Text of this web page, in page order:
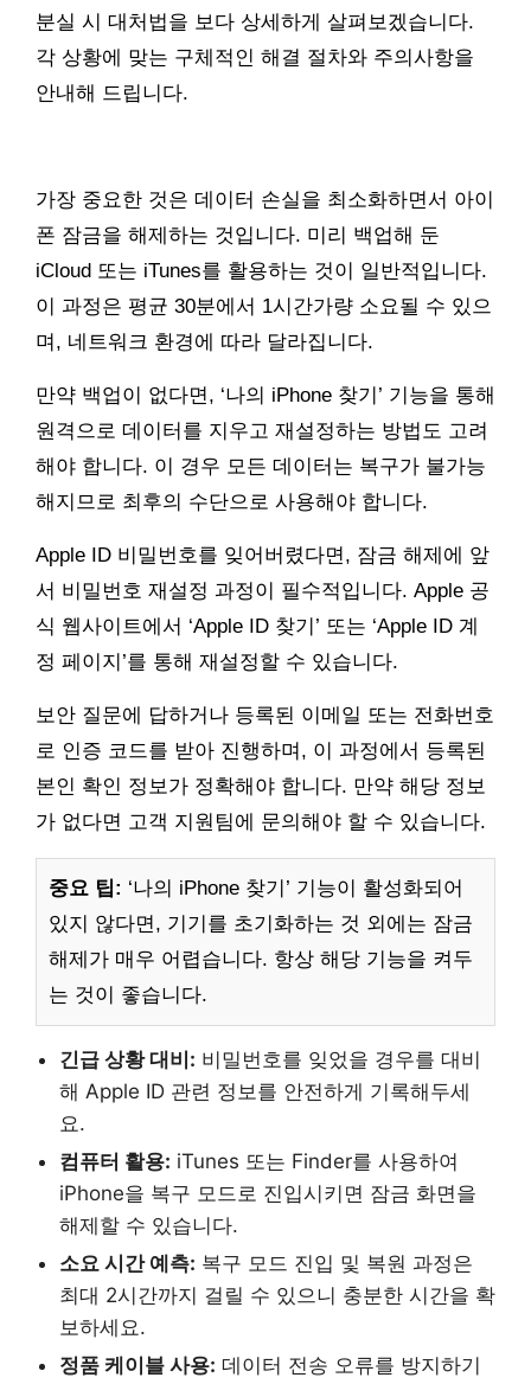
분실 시 대처법을 보다 상세하게 살펴보겠습니다.
각 상황에 맞는 구체적인 해결 절차와 주의사항을
안내해 드립니다.
가장 중요한 것은 데이터 손실을 최소화하면서 아이
폰 잠금을 해제하는 것입니다. 미리 백업해 둔
iCloud 또는 iTunes를 활용하는 것이 일반적입니다.
이 과정은 평균 30분에서 1시간가량 소요될 수 있으
며, 네트워크 환경에 따라 달라집니다.
만약 백업이 없다면, ‘나의 iPhone 찾기’ 기능을 통해
원격으로 데이터를 지우고 재설정하는 방법도 고려
해야 합니다. 이 경우 모든 데이터는 복구가 불가능
해지므로 최후의 수단으로 사용해야 합니다.
Apple ID 비밀번호를 잊어버렸다면, 잠금 해제에 앞
서 비밀번호 재설정 과정이 필수적입니다. Apple 공
식 웹사이트에서 ‘Apple ID 찾기’ 또는 ‘Apple ID 계
정 페이지’를 통해 재설정할 수 있습니다.
보안 질문에 답하거나 등록된 이메일 또는 전화번호
로 인증 코드를 받아 진행하며, 이 과정에서 등록된
본인 확인 정보가 정확해야 합니다. 만약 해당 정보
가 없다면 고객 지원팀에 문의해야 할 수 있습니다.
중요 팁: ‘나의 iPhone 찾기’ 기능이 활성화되어
있지 않다면, 기기를 초기화하는 것 외에는 잠금
해제가 매우 어렵습니다. 항상 해당 기능을 켜두
는 것이 좋습니다.
긴급 상황 대비: 비밀번호를 잊었을 경우를 대비
해 Apple ID 관련 정보를 안전하게 기록해두세
요.
컴퓨터 활용: iTunes 또는 Finder를 사용하여
iPhone을 복구 모드로 진입시키면 잠금 화면을
해제할 수 있습니다.
소요 시간 예측: 복구 모드 진입 및 복원 과정은
최대 2시간까지 걸릴 수 있으니 충분한 시간을 확
보하세요.
정품 케이블 사용: 데이터 전송 오류를 방지하기